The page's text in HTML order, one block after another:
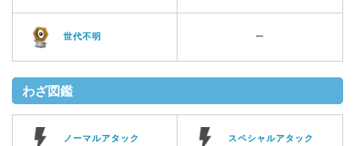
世代不明 ー
わざ図鑑
ノーマルアタック スペシャルアタック